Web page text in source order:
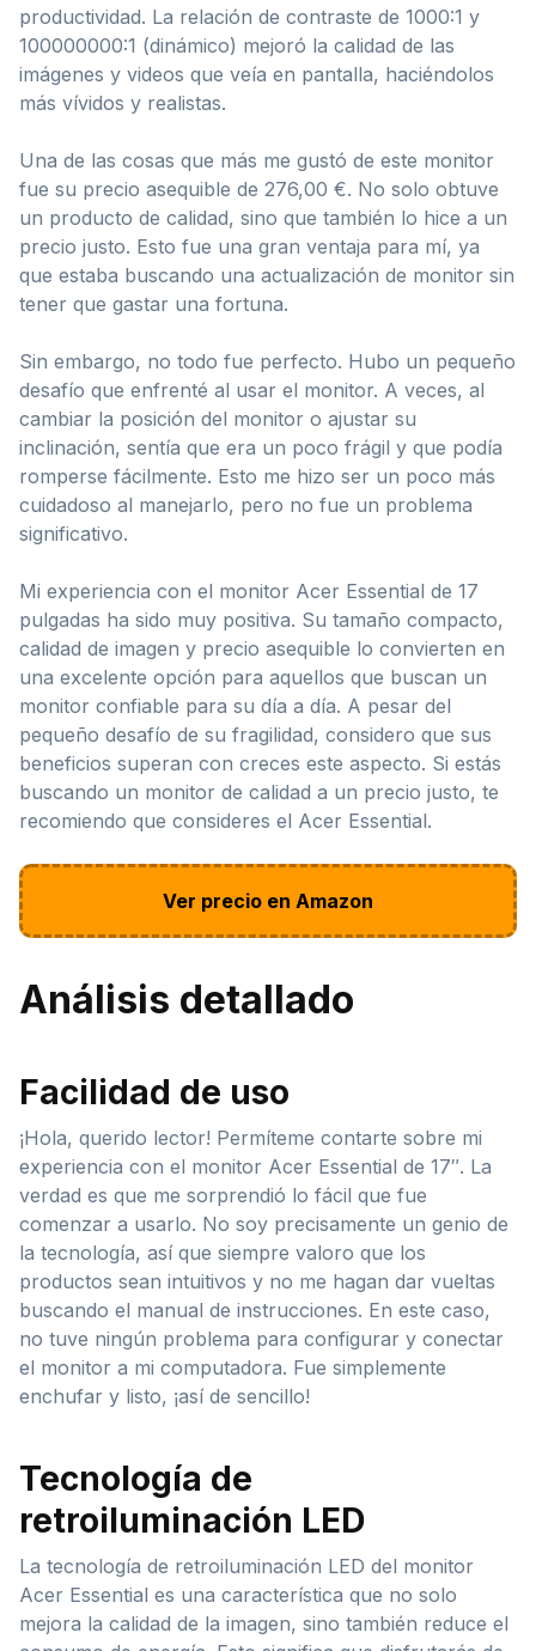
productividad. La relación de contraste de 1000:1 y
100000000:1 (dinámico) mejoró la calidad de las
imágenes y videos que veía en pantalla, haciéndolos
más vívidos y realistas.
Una de las cosas que más me gustó de este monitor
fue su precio asequible de 276,00 €. No solo obtuve
un producto de calidad, sino que también lo hice a un
precio justo. Esto fue una gran ventaja para mí, ya
que estaba buscando una actualización de monitor sin
tener que gastar una fortuna.
Sin embargo, no todo fue perfecto. Hubo un pequeño
desafío que enfrenté al usar el monitor. A veces, al
cambiar la posición del monitor o ajustar su
inclinación, sentía que era un poco frágil y que podía
romperse fácilmente. Esto me hizo ser un poco más
cuidadoso al manejarlo, pero no fue un problema
significativo.
Mi experiencia con el monitor Acer Essential de 17
pulgadas ha sido muy positiva. Su tamaño compacto,
calidad de imagen y precio asequible lo convierten en
una excelente opción para aquellos que buscan un
monitor confiable para su día a día. A pesar del
pequeño desafío de su fragilidad, considero que sus
beneficios superan con creces este aspecto. Si estás
buscando un monitor de calidad a un precio justo, te
recomiendo que consideres el Acer Essential.
Ver precio en Amazon
Análisis detallado
Facilidad de uso
¡Hola, querido lector! Permíteme contarte sobre mi
experiencia con el monitor Acer Essential de 17″. La
verdad es que me sorprendió lo fácil que fue
comenzar a usarlo. No soy precisamente un genio de
la tecnología, así que siempre valoro que los
productos sean intuitivos y no me hagan dar vueltas
buscando el manual de instrucciones. En este caso,
no tuve ningún problema para configurar y conectar
el monitor a mi computadora. Fue simplemente
enchufar y listo, ¡así de sencillo!
Tecnología de
retroiluminación LED
La tecnología de retroiluminación LED del monitor
Acer Essential es una característica que no solo
mejora la calidad de la imagen, sino también reduce el